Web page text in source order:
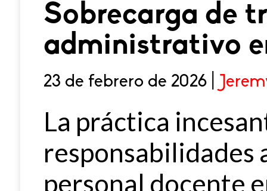
Sobrecarga de
administrativo
23 de febrero de 2026 |
La práctica
personal docente